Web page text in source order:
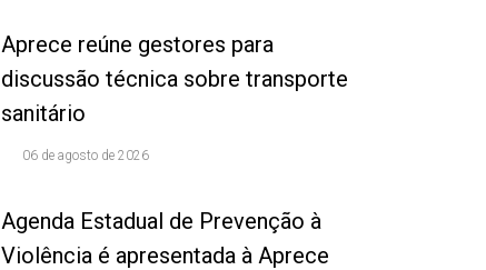
Aprece reúne gestores para
discussão técnica sobre transporte
sanitário
06 de agosto de 2026
Agenda Estadual de Prevenção à
Violência é apresentada à Aprece